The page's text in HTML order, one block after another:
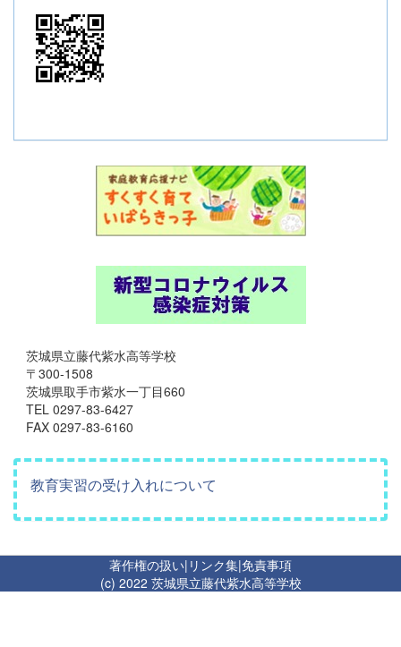
茨城県立藤代紫水高等学校
〒300-1508
茨城県取手市紫水一丁目660
TEL 0297-83-6427
FAX 0297-83-6160
教育実習の受け入れについて
著作権の扱い| リンク集|免責事項
(c) 2022 茨城県立藤代紫水高等学校